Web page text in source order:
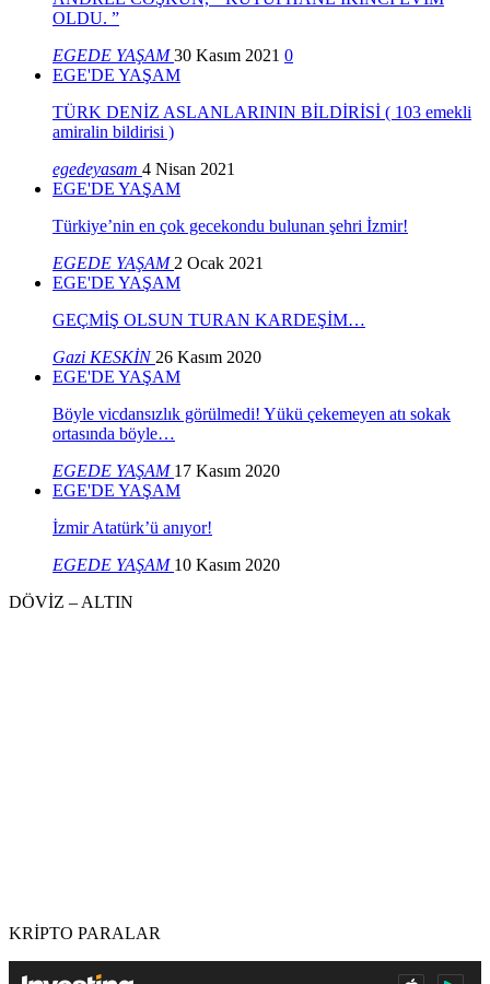
OLDU. ”
EGEDE YAŞAM30 Kasım 2021 0
EGE'DE YAŞAM
TÜRK DENİZ ASLANLARININ BİLDİRİSİ ( 103 emekli
amiralin bildirisi )
egedeyasam 4 Nisan 2021
EGE'DE YAŞAM
Türkiye’nin en çok gecekondu bulunan şehri İzmir!
EGEDE YAŞAM 2 Ocak 2021
EGE'DE YAŞAM
GEÇMİŞ OLSUN TURAN KARDEŞİM…
Gazi KESKİN 26 Kasım 2020
EGE'DE YAŞAM
Böyle vicdansızlık görülmedi! Yükü çekemeyen atı sokak
ortasında böyle…
EGEDE YAŞAM 17 Kasım 2020
EGE'DE YAŞAM
İzmir Atatürk’ü anıyor!
EGEDE YAŞAM 10 Kasım 2020
DÖVİZ – ALTIN
KRİPTO PARALAR